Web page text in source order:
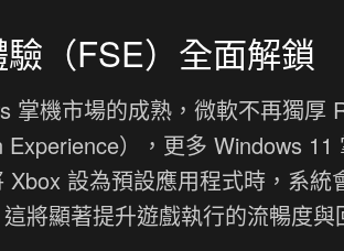
（FSE）全面解鎖
掌機市場的成熟，微軟不再獨厚
Experience），更多 Windows
Xbox 設為預設應用程式時，系
將顯著提升遊戲執行的流暢度與